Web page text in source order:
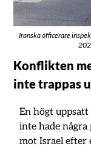
Iranska officerare
Konflikten
inte trappas
En högt
inte hade några
mot Israel efter